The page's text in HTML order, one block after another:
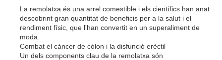
La remolatxa és una arrel comestible i els científics han anat
descobrint gran quantitat de beneficis per a la salut i el
rendiment físic, que l'han convertit en un superaliment de
moda.
Combat el càncer de còlon i la disfunció erèctil
Un dels components clau de la remolatxa són